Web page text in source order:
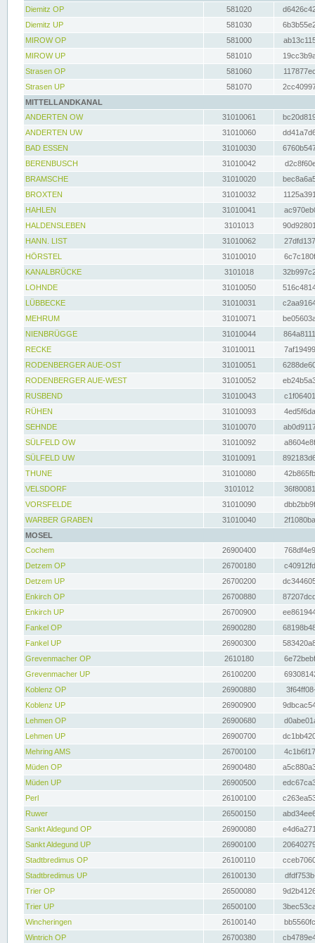
Diemitz OP
581020
Diemitz UP
581030
MIROW OP
581000
MIROW UP
581010
Strasen OP
581060
Strasen UP
581070
MITTELLANDKANAL
ANDERTEN OW
31010061
ANDERTEN UW
31010060
BAD ESSEN
31010030
BERENBUSCH
31010042
BRAMSCHE
31010020
BROXTEN
31010032
HAHLEN
31010041
HALDENSLEBEN
3101013
HANN. LIST
31010062
HÖRSTEL
31010010
KANALBRÜCKE
3101018
LOHNDE
31010050
LÜBBECKE
31010031
MEHRUM
31010071
NIENBRÜGGE
31010044
RECKE
31010011
RODENBERGER AUE-OST
31010051
RODENBERGER AUE-WEST
31010052
RUSBEND
31010043
RÜHEN
31010093
SEHNDE
31010070
SÜLFELD OW
31010092
SÜLFELD UW
31010091
THUNE
31010080
VELSDORF
3101012
VORSFELDE
31010090
WARBER GRABEN
31010040
MOSEL
Cochem
26900400
Detzem OP
26700180
Detzem UP
26700200
Enkirch OP
26700880
Enkirch UP
26700900
Fankel OP
26900280
Fankel UP
26900300
Grevenmacher OP
2610180
Grevenmacher UP
26100200
Koblenz OP
26900880
Koblenz UP
26900900
Lehmen OP
26900680
Lehmen UP
26900700
Mehring AMS
26700100
Müden OP
26900480
Müden UP
26900500
Perl
26100100
Ruwer
26500150
Sankt Aldegund OP
26900080
Sankt Aldegund UP
26900100
Stadtbredimus OP
26100110
Stadtbredimus UP
26100130
Trier OP
26500080
Trier UP
26500100
Wincheringen
26100140
Wintrich OP
26700380